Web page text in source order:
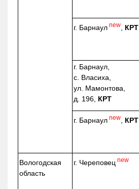
г. Барнаул new КРТ
г. Барнаул,
с. Власиха,
ул. Мамонтова,
д. 196, КРТ
г. Барнаул new КРТ
Вологодская
область
г. Череповец new